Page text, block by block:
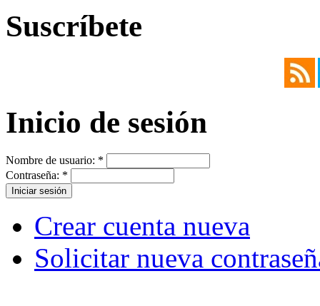
Suscríbete
Inicio de sesión
Nombre de usuario: *
Contraseña: *
Crear cuenta nueva
Solicitar nueva